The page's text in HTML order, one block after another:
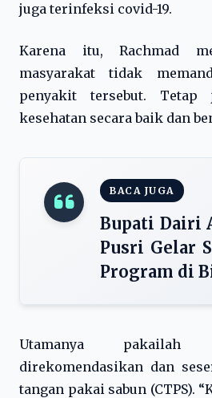
juga terinfeksi covid-19.
Karena itu, Rachmad
masyarakat tidak
penyakit tersebut. Tetap
kesehatan secara baik dan
BACA JUGA
Bupati Dairi
Pusri Gelar
Program di
Utamanya
direkomendasikan dan
tangan pakai sabun (CTPS).